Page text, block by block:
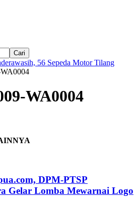
56 Sepeda Motor Tilang
WA0004
DPM-PTSP
Gelar Lomba Mewarnai Logo